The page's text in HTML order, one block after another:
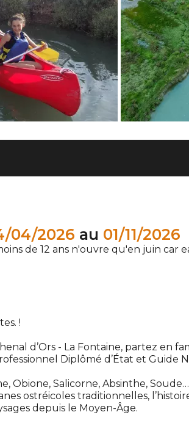
04/2026 au 01/11/2026
de 12 ans n'ouvre qu'en juin car
!
d’Ors - La Fontaine, partez en
Diplômé d’État et Guide
Obione, Salicorne, Absinthe,
ostréicoles traditionnelles,
depuis le Moyen-Âge.